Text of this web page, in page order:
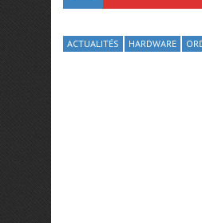
ACTUALITÉS HARDWARE